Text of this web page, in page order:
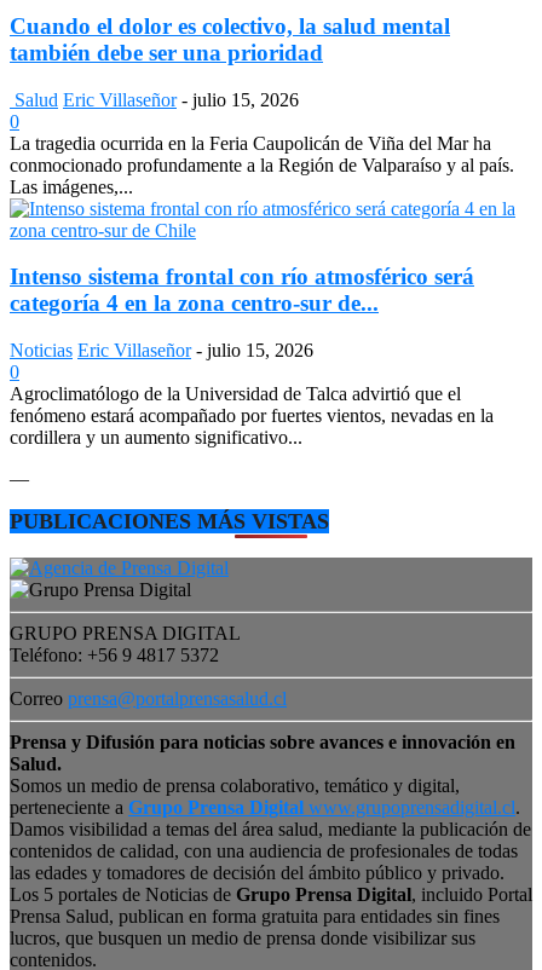
Cuando el dolor es colectivo, la salud mental
también debe ser una prioridad
Salud Eric Villaseñor - julio 15, 2026
0
La tragedia ocurrida en la Feria Caupolicán de Viña del Mar ha
conmocionado profundamente a la Región de Valparaíso y al país.
Las imágenes,...
Intenso sistema frontal con río atmosférico será
categoría 4 en la zona centro-sur de...
Noticias Eric Villaseñor - julio 15, 2026
0
Agroclimatólogo de la Universidad de Talca advirtió que el
fenómeno estará acompañado por fuertes vientos, nevadas en la
cordillera y un aumento significativo...
—
PUBLICACIONES MÁS VISTAS
GRUPO PRENSA DIGITAL
Teléfono: +56 9 4817 5372
Correo prensa@portalprensasalud.cl
Prensa y Difusión para noticias sobre avances e innovación en
Salud.
Somos un medio de prensa colaborativo, temático y digital,
perteneciente a Grupo Prensa Digital www.grupoprensadigital.cl.
Damos visibilidad a temas del área salud, mediante la publicación de
contenidos de calidad, con una audiencia de profesionales de todas
las edades y tomadores de decisión del ámbito público y privado.
Los 5 portales de Noticias de Grupo Prensa Digital, incluido Portal
Prensa Salud, publican en forma gratuita para entidades sin fines
lucros, que busquen un medio de prensa donde visibilizar sus
contenidos.